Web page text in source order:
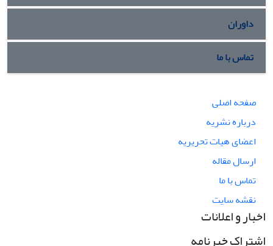
داوران
تماس با ما
صفحه اصلی
درباره نشریه
اعضای هیات تحریریه
ارسال مقاله
تماس با ما
نقشه سایت
اخبار و اعلانات
اشتراک خبرنامه